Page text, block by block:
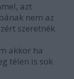
azt
nem az
szeretnék
akkor ha
télen is sok